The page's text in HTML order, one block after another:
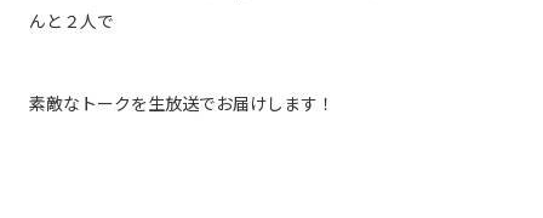
んと２人で
素敵なトークを生放送でお届けします！